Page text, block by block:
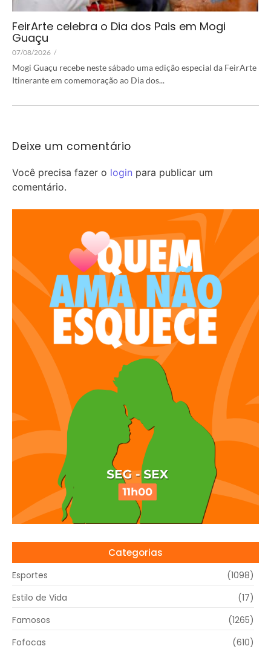
FeirArte celebra o Dia dos Pais em Mogi
Guaçu
07/08/2026 /
Mogi Guaçu recebe neste sábado uma edição especial da FeirArte
Itinerante em comemoração ao Dia dos...
Deixe um comentário
Você precisa fazer o login para publicar um
comentário.
Categorias
Esportes
(1098)
Estilo de Vida
(17)
Famosos
(1265)
Fofocas
(610)